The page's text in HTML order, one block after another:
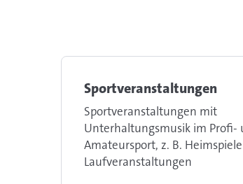
Sportveranstaltungen
Sportveranstaltungen mit
Unterhaltungsmusik im Profi-
Amateursport, z. B.
Laufveranstaltungen